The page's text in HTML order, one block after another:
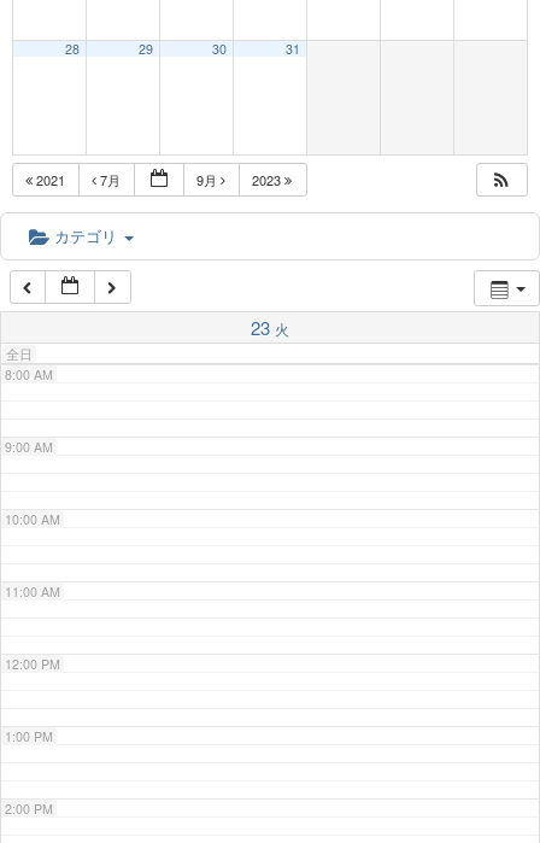
28 29 30 31
2021 7月 9月 2023
カテゴリ
23 火
全日
5:00 AM
6:00 AM
7:00 AM
8:00 AM
9:00 AM
10:00 AM
11:00 AM
12:00 PM
1:00 PM
2:00 PM